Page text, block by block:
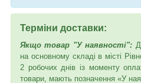
Терміни доставки:
Якщо товар "У наявності":
на основному складі в місті
2 робочих днів із моменту
товари, мають позначення «У